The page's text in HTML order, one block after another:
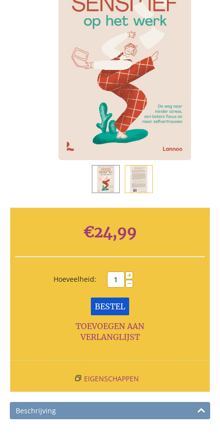
€24,99
Hoeveelheid: +
−
BESTEL
TOEVOEGEN AAN
VERLANGLIJST
EIGENSCHAPPEN
Beschrijving